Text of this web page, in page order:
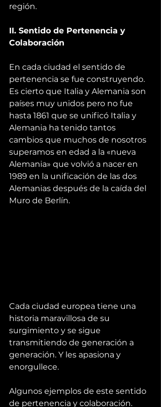
región.
II. Sentido de Pertenencia y
Colaboración
En cada ciudad el sentido de
pertenencia se fue construyendo.
Es cierto que Italia y Alemania son
países muy unidos pero no fue
hasta 1861 que se unificó Italia y
Alemania ha tenido tantos
cambios que muchos de nosotros
superamos en edad a la «nueva
Alemania» que volvió a nacer en
1989 en la unificación de las dos
Alemanias después de la caída del
Muro de Berlín.
Cada ciudad europea tiene una
historia maravillosa de su
surgimiento y se sigue
transmitiendo de generación a
generación. Y les apasiona y
enorgullece.
Algunos ejemplos de este sentido
de pertenencia y colaboración.